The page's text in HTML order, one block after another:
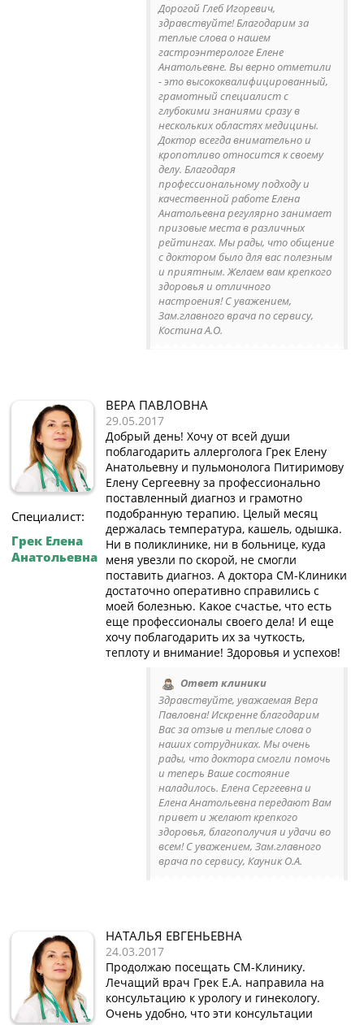
Дорогой Глеб Игоревич,
здравствуйте! Благодарим за
теплые слова о нашем
гастроэнтерологе Елене
Анатольевне. Вы верно отметили
- это высококвалифицированный,
грамотный специалист с
глубокими знаниями сразу в
нескольких областях медицины.
Доктор всегда внимательно и
кропотливо относится к своему
делу. Благодаря
профессиональному подходу и
качественной работе Елена
Анатольевна регулярно занимает
призовые места в различных
рейтингах. Мы рады, что общение
с доктором было для вас полезным
и приятным. Желаем вам крепкого
здоровья и отличного
настроения! С уважением,
Зам.главного врача по сервису,
Костина А.О.
Специалист:
Грек Елена
Анатольевна
ВЕРА ПАВЛОВНА
29.05.2017
Добрый день! Хочу от всей души
поблагодарить аллерголога Грек Елену
Анатольевну и пульмонолога Питиримову
Елену Сергеевну за профессионально
поставленный диагноз и грамотно
подобранную терапию. Целый месяц
держалась температура, кашель, одышка.
Ни в поликлинике, ни в больнице, куда
меня увезли по скорой, не смогли
поставить диагноз. А доктора СМ-Клиники
достаточно оперативно справились с
моей болезнью. Какое счастье, что есть
еще профессионалы своего дела! И еще
хочу поблагодарить их за чуткость,
теплоту и внимание! Здоровья и успехов!
Ответ клиники
Здравствуйте, уважаемая Вера
Павловна! Искренне благодарим
Вас за отзыв и теплые слова о
наших сотрудниках. Мы очень
рады, что доктора смогли помочь
и теперь Ваше состояние
наладилось. Елена Сергеевна и
Елена Анатольевна передают Вам
привет и желают крепкого
здоровья, благополучия и удачи во
всем! С уважением, Зам.главного
врача по сервису, Кауник О.А.
НАТАЛЬЯ ЕВГЕНЬЕВНА
24.03.2017
Продолжаю посещать СМ-Клинику.
Лечащий врач Грек Е.А. направила на
консультацию к урологу и гинекологу.
Очень удобно, что эти консультации